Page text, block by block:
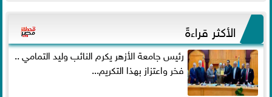
الأكثر قراءةً
رئيس جامعة الأزهر يكرم النائب وليد التمامي ..
فخر واعتزاز بهذا التكريم...